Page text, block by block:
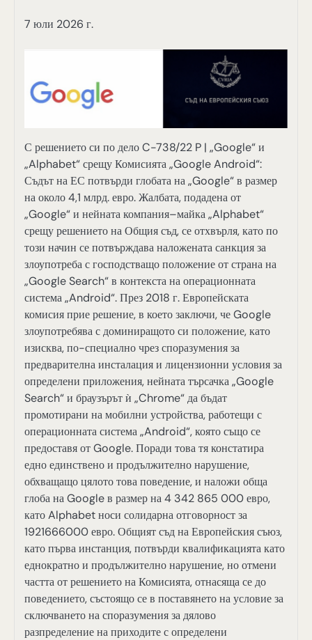
7 юли 2026 г.
С решението си по дело C-738/22 P | „Google“ и
„Alphabet“ срещу Комисията „Google Android“:
Съдът на ЕС потвърди глобата на „Google“ в размер
на около 4,1 млрд. евро. Жалбата, подадена от
„Google“ и нейната компания–майка „Alphabet“
срещу решението на Общия съд, се отхвърля, като по
този начин се потвърждава наложената санкция за
злоупотреба с господстващо положение от страна на
„Google Search“ в контекста на операционната
система „Android“. През 2018 г. Европейската
комисия прие решение, в което заключи, че Google
злоупотребява с доминиращото си положение, като
изисква, по-специално чрез споразумения за
предварителна инсталация и лицензионни условия за
определени приложения, нейната търсачка „Google
Search“ и браузърът ѝ „Chrome“ да бъдат
промотирани на мобилни устройства, работещи с
операционната система „Android“, която също се
предоставя от Google. Поради това тя констатира
едно единствено и продължително нарушение,
обхващащо цялото това поведение, и наложи обща
глоба на Google в размер на 4 342 865 000 евро,
като Alphabet носи солидарна отговорност за
1921666000 евро. Общият съд на Европейския съюз,
като първа инстанция, потвърди квалификацията като
еднократно и продължително нарушение, но отмени
частта от решението на Комисията, отнасяща се до
поведението, състоящо се в поставянето на условие за
сключването на споразумения за дялово
разпределение на приходите с определени